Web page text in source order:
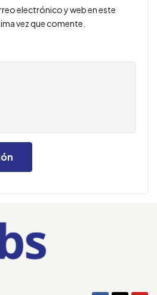
electrónico y web en este
vez que comente.